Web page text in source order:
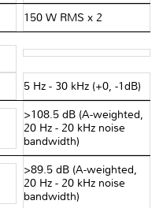
150 W RMS x 2
5 Hz - 30 kHz (+0, -1dB)
>108.5 dB (A-weighted,
20 Hz - 20 kHz noise
bandwidth)
>89.5 dB (A-weighted,
20 Hz - 20 kHz noise
bandwidth)